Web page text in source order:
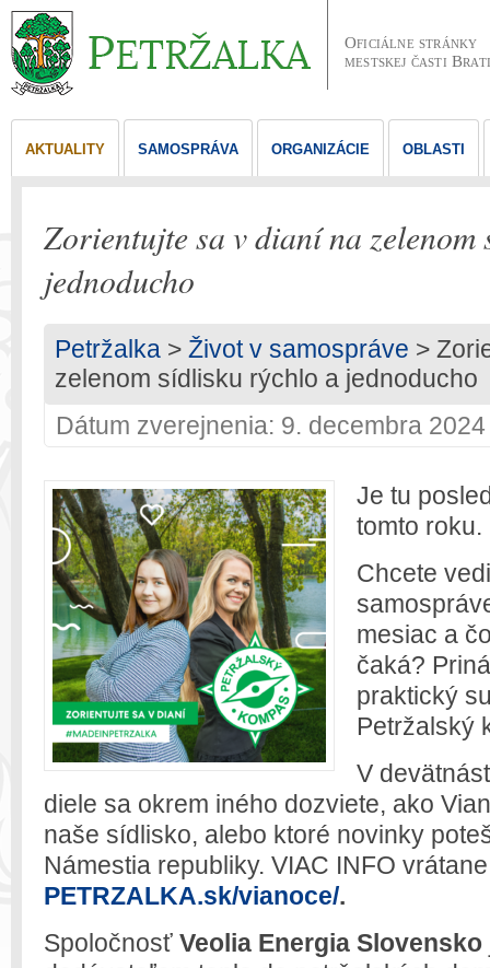
Oficiálne stránky
mestskej časti
AKTUALITY SAMOSPRÁVA ORGANIZÁCIE OBLASTI
Zorientujte sa v dianí na
jednoducho
Petržalka > Život v samospráve >
zelenom sídlisku rýchlo a jednoducho
Dátum zverejnenia: 9. decembra 2024
Je tu
tomto roku.
Chcete
mesiac a
čaká?
praktický
Petržalský
V
diele sa okrem iného dozviete, ako
naše sídlisko, alebo ktoré novinky
Námestia republiky. VIAC INFO
PETRZALKA.sk/vianoce/.
Spoločnosť Veolia Energia Slovensko